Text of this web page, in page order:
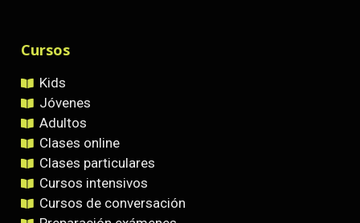
Cursos
Kids
Jóvenes
Adultos
Clases online
Clases particulares
Cursos intensivos
Cursos de conversación